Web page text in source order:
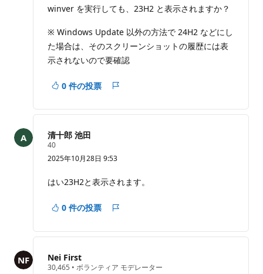
を
表
示
に
る
イ
ン
winver を実行しても、23H2 と表示されますか？
※ Windows Update 以外の方法で 24H2 などにし
た場合は、そのスクリーンショットの履歴には表
示されないので要確認
0 件の投票
ー
清十郎 池田
40評
の
イ
ン
2025年10月28日 9:53
はい23H2と表示されます。
0 件の投票
ー
Nei First
30,465 評
• ボランティア モデレーター